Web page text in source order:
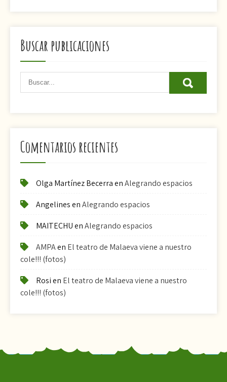
Buscar publicaciones
Comentarios recientes
Olga Martínez BecerraenAlegrando espacios
AngelinesenAlegrando espacios
MAITECHUenAlegrando espacios
AMPAen El teatro de Malaeva viene a nuestro
cole!!! (fotos)
Rosien El teatro de Malaeva viene a nuestro
cole!!! (fotos)